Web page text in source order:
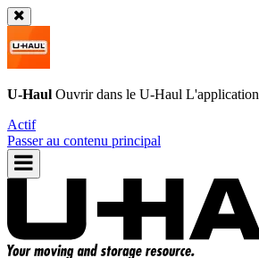
U-Haul Ouvrir dans le U-Haul L'application
Actif
Passer au contenu principal